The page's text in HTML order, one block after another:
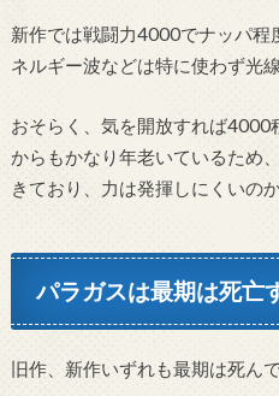
新作では戦闘力4000でナッパ程
ネルギー波などは特に使わず光
おそらく、気を開放すれば4000
からもかなり年老いているため
きており、力は発揮しにくいの
パラガスは最期は死亡
旧作、新作いずれも最期は死ん